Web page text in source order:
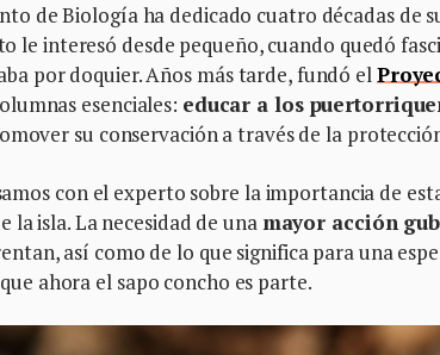
de Biología ha dedicado cuatro décadas de
le interesó desde pequeño, cuando quedó
por doquier. Años más tarde, fundó el
esenciales: educar a los
su conservación a través de la
con el experto sobre la importancia de
la isla. La necesidad de una mayor acción
así como de lo que significa para una
ahora el sapo concho es parte.